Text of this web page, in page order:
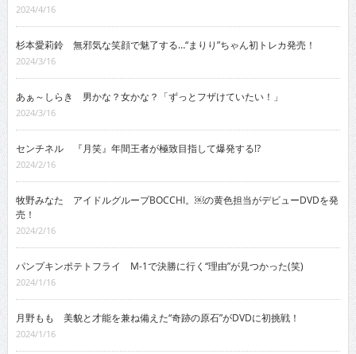
2024/4/16
杉本愛莉鈴 無邪気な笑顔で魅了する…“まりり”ちゃん初トレカ発売！
2024/3/16
あぁ～しらき 男かな？女かな？「ずっとフザけていたい！」
2024/3/16
センチネル 『月笑』年間王者が極致目指して爆発する!?
2024/2/16
牧野みなた アイドルグループBOCCHI。￼の黄色担当がデビューDVDを発
売！
2024/2/16
パンプキンポテトフライ M-1で決勝に行く“理由”が見つかった(笑)
2024/1/16
月野もも 美貌と才能を兼ね備えた“奇跡の原石”がDVDに初挑戦！
2024/1/16